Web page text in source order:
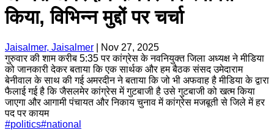
किया, विभिन्न मुद्दों पर चर्चा
Jaisalmer, Jaisalmer
Nov 27, 2025
गुरुवार की शाम करीब 5:35 पर कांग्रेस के नवनियुक्त जिला अध्यक्ष ने मीडिया
को जानकारी देकर बताया कि एक सार्थक और हम बैठक संसद उमेदाराम
बेनीवाल के साथ की गई अमरदीन ने बताया कि जो भी अफवाह है मीडिया के द्वारा
फैलाई गई है कि जैसलमेर कांग्रेस में गुटबाजी है उसे गुटबाजी को खत्म किया
जाएगा और आगामी पंचायत और निकाय चुनाव में कांग्रेस मजबूती से जिले में हर
पद पर कायम
#politics#national